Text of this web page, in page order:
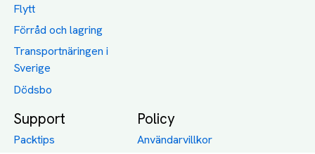
Flytt
Förråd och lagring
Transportnäringen i
Sverige
Dödsbo
Support
Packtips
Policy
Användarvillkor